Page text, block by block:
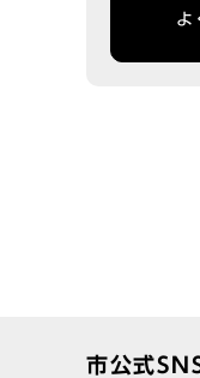
よ
市公式